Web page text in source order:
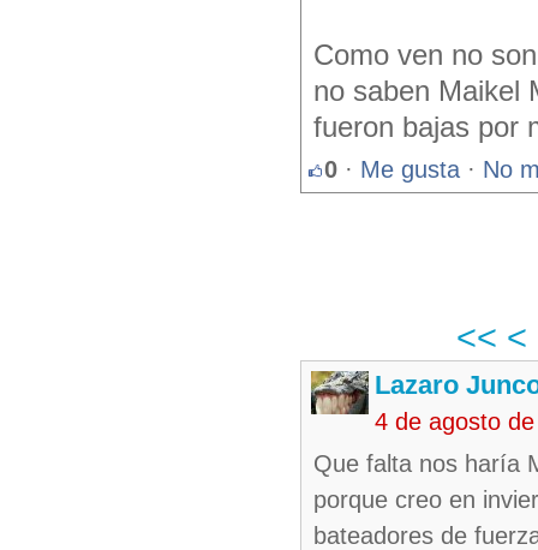
Como ven no
no saben Maikel
fueron bajas por
0 · Me gusta · No
<< <
Lazaro
4 de agosto
Que falta nos haría
porque creo en
bateadores de